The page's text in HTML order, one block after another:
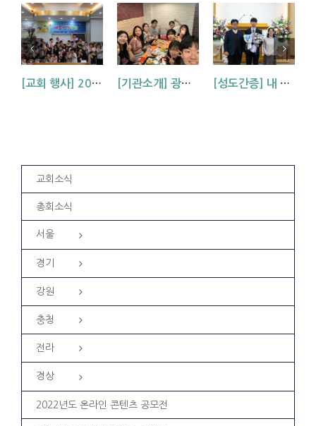
[교회 행사] 2026 아동부 연합 여름성경학교 (부산, 거제, 대구) [기관소개] 광주교회 청년부를 소개합니다! [성도간증] 내 삶에 역사하시는 하나님 (김기석 신학생 간증)
교회소식
총회소식
서울
경기
강원
충청
전라
경상
2022년도 온라인 콘텐츠 공모전